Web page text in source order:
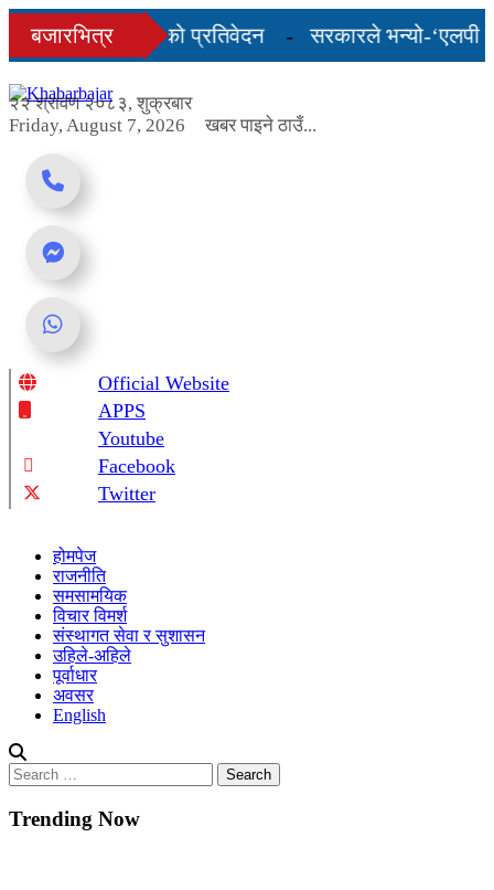
Skip
content
बजारभित्र
तीन महिनाको प्रतिवेदन
सरकारले भन्यो-‘एलपी
२२ श्रावण २०८३, शुक्रबार
Friday, August 7, 2026
खबर पाइने ठाउँ...
Online News Portal
Official Website
APPS
Youtube
Facebook
Twitter
होमपेज
राजनीति
समसामयिक
विचार विमर्श
संस्थागत सेवा र सुशासन
उहिले-अहिले
पूर्वाधार
अवसर
English
Search
for:
Trending Now